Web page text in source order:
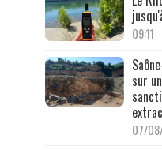
09:11
sur
07/